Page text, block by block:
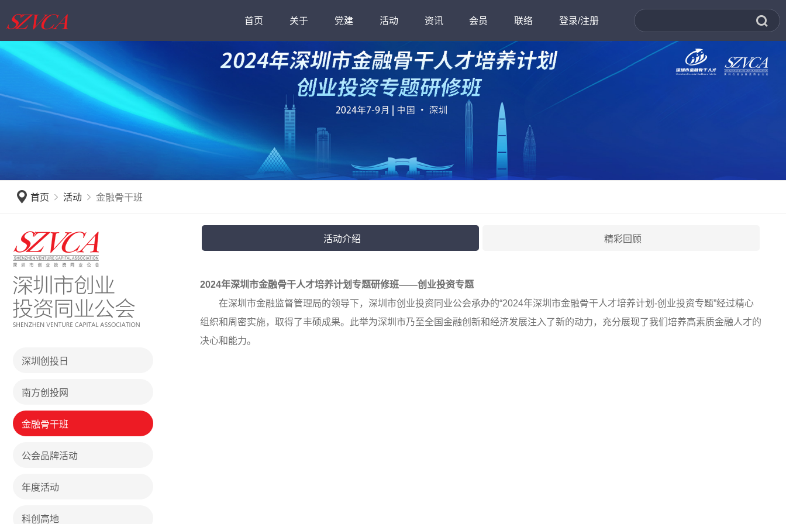
首页 关于
公会介绍 组织架构 公会章程 规章制度 大事记 秘书处
党建
党委介绍 活动回顾
活动
深圳创投日 南方创投网 金融骨干班 公会品牌活动 年度活动 科创高地
资讯
会员动态 行业研究 行业动态 产业观察 政策法规 人才招聘
会员 联络 登录/注册
首页 活动 金融骨干班
深圳创投日
南方创投网
金融骨干班
公会品牌活动
年度活动
科创高地
活动介绍 精彩回顾
2024年深圳市金融骨干人才培养计划专题研修班——创业投资专题
在深圳市金融监督管理局的领导下，深圳市创业投资同业公会承办的“2024年深圳市金融骨干人才培养计划-创业投资专题”经过精心
组织和周密实施，取得了丰硕成果。此举为深圳市乃至全国金融创新和经济发展注入了新的动力，充分展现了我们培养高素质金融人才的
决心和能力。